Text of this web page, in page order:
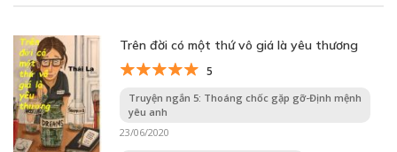
Trên đời có một thứ vô giá là yêu thương
5
Truyện ngắn 5: Thoáng chốc gặp gỡ-Định mệnh
yêu anh
23/06/2020